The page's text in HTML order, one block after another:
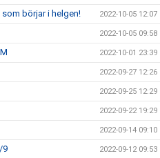
börjar i helgen! 2022-10-05 12:07
2022-10-05 09:58
2022-10-01 23:39
2022-09-27 12:26
2022-09-25 12:29
2022-09-22 19:29
2022-09-14 09:10
9 2022-09-12 09:53